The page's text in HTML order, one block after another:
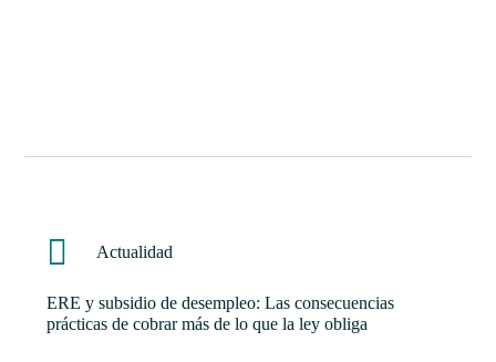
Actualidad
ERE y subsidio de desempleo: Las consecuencias
prácticas de cobrar más de lo que la ley obliga